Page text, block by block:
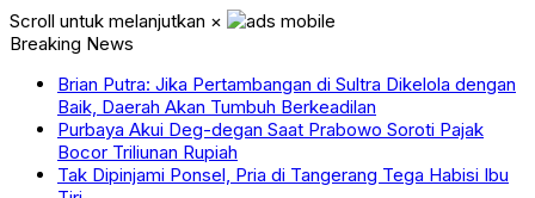
Scroll untuk melanjutkan ×
Breaking News
Brian Putra: Jika Pertambangan di Sultra Dikelola dengan
Baik, Daerah Akan Tumbuh Berkeadilan
Purbaya Akui Deg-degan Saat Prabowo Soroti Pajak
Bocor Triliunan Rupiah
Tak Dipinjami Ponsel, Pria di Tangerang Tega Habisi Ibu